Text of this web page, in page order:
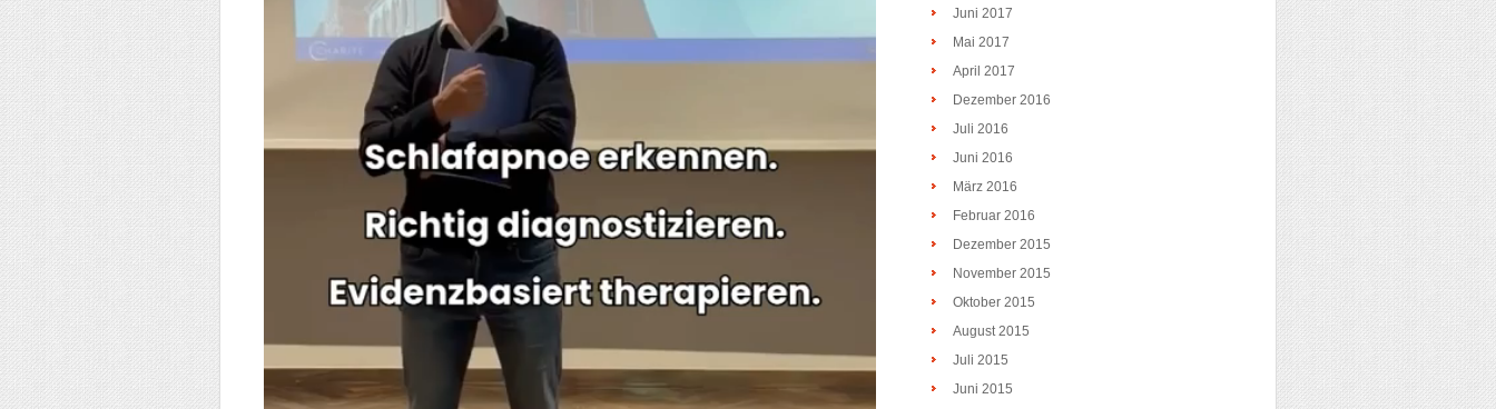
Juni 2017
Mai 2017
April 2017
Dezember 2016
Juli 2016
Juni 2016
März 2016
Februar 2016
Dezember 2015
November 2015
Oktober 2015
August 2015
Juli 2015
Juni 2015